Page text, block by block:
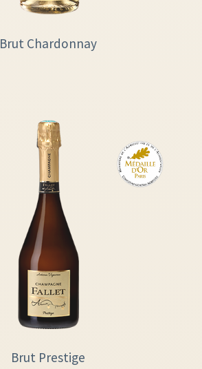
Brut Chardonnay
Brut Prestige